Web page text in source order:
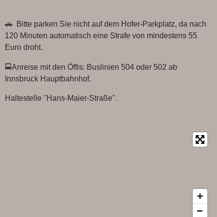
b
o
k
s
A
p
p
🚗 Bitte parken Sie nicht auf dem Hofer-Parkplatz, da nach
120 Minuten automatisch eine Strafe von mindestens 55
Euro droht.
🚍Anreise mit den Öffis: Buslinien 504 oder 502 ab
Innsbruck Hauptbahnhof.
Haltestelle "Hans-Maier-Straße".